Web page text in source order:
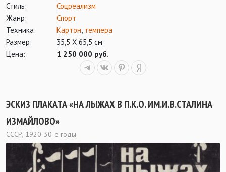
Стиль:
Соцреализм
Жанр:
Спорт
Техника:
Картон, темпера
Размер:
35,5 Х 65,5 см
Цена:
1 250 000 руб.
ЭСКИЗ ПЛАКАТА «НА ЛЫЖАХ В П.К.О. ИМ.И.В.СТАЛИНА
ИЗМАЙЛОВО»
СССР, 1920-30-е годы